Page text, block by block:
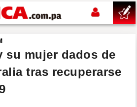
su mujer dados de
tras recuperarse